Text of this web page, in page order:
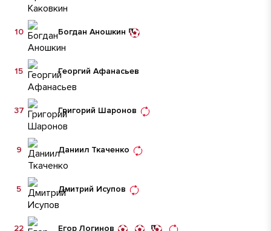
Богдан Аношкин
10
Георгий Афанасьев
15
Григорий Шаронов
37
Даниил Ткаченко
9
Дмитрий Исупов
5
Егор Логинов
22